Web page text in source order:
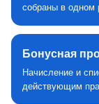
собраны в одном
Бонусная
Начисление и
действующим